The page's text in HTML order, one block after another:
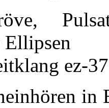
Ellipsen
ez-
in